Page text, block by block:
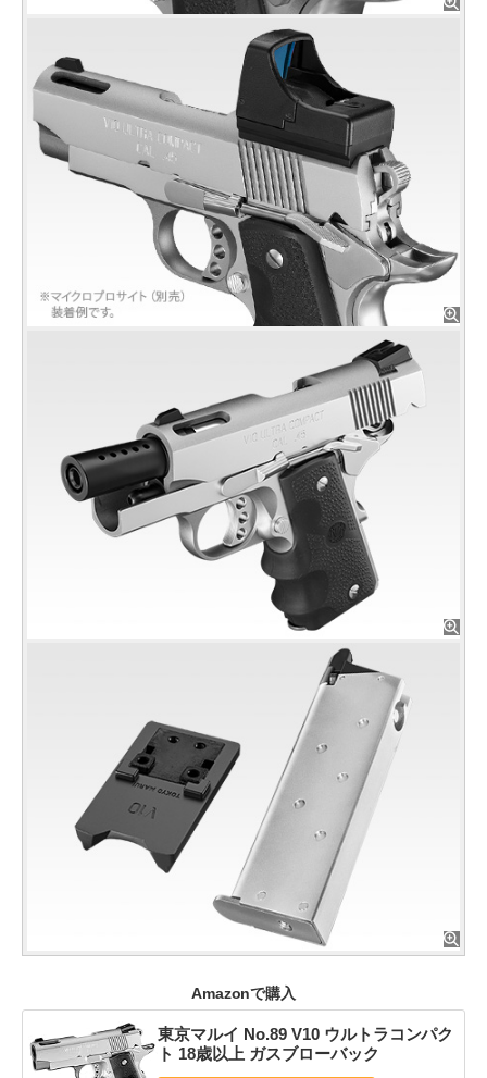
Amazonで購入
東京マルイ No.89 V10 ウルトラコンパク
ト 18歳以上 ガスブローバック